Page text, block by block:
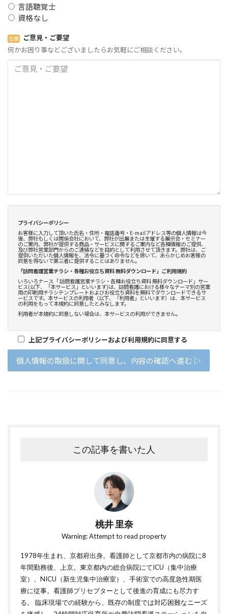
この記事を書いた人
桃井 里奈
Warning: Attempt to read property
1978年生まれ、京都府出身。看護師として京都市内の病院に8
年間勤務後、上京。東京都内の総合病院にてICU（集中治療
室）、NICU（新生児集中治療室）、手術室での高度急性期医
療に従事。看護師プリセプターとして後進の育成にも尽力す
る。 臨床現場での経験から、既存の制度では対応困難なニーズ